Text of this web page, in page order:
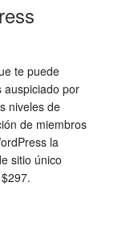
te puede
auspiciado por
niveles de
de miembros
la
sitio único